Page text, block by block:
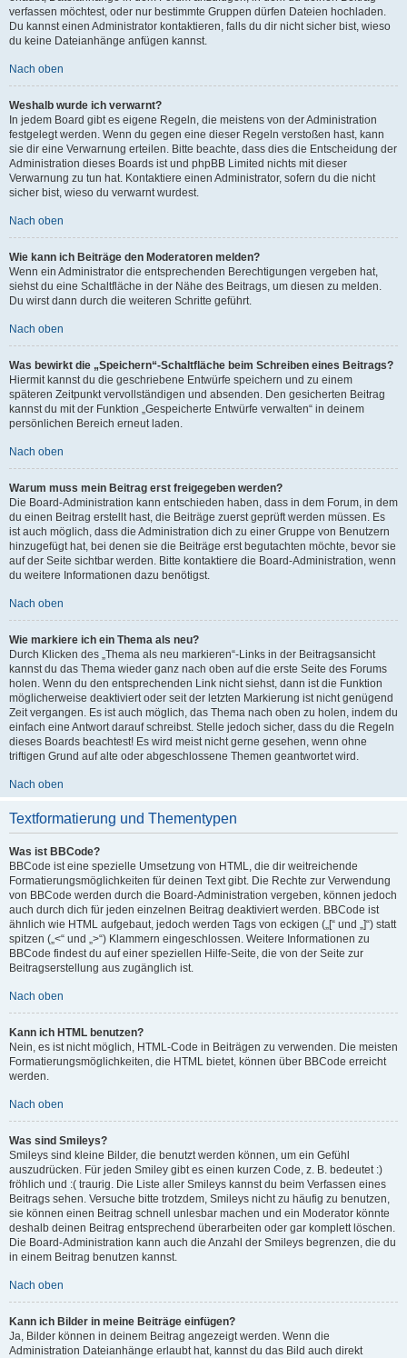
verfassen möchtest, oder nur bestimmte Gruppen dürfen Dateien hochladen.
Du kannst einen Administrator kontaktieren, falls du dir nicht sicher bist, wieso
du keine Dateianhänge anfügen kannst.
Nach oben
Weshalb wurde ich verwarnt?
In jedem Board gibt es eigene Regeln, die meistens von der Administration
festgelegt werden. Wenn du gegen eine dieser Regeln verstoßen hast, kann
sie dir eine Verwarnung erteilen. Bitte beachte, dass dies die Entscheidung der
Administration dieses Boards ist und phpBB Limited nichts mit dieser
Verwarnung zu tun hat. Kontaktiere einen Administrator, sofern du die nicht
sicher bist, wieso du verwarnt wurdest.
Nach oben
Wie kann ich Beiträge den Moderatoren melden?
Wenn ein Administrator die entsprechenden Berechtigungen vergeben hat,
siehst du eine Schaltfläche in der Nähe des Beitrags, um diesen zu melden.
Du wirst dann durch die weiteren Schritte geführt.
Nach oben
Was bewirkt die „Speichern“-Schaltfläche beim Schreiben eines Beitrags?
Hiermit kannst du die geschriebene Entwürfe speichern und zu einem
späteren Zeitpunkt vervollständigen und absenden. Den gesicherten Beitrag
kannst du mit der Funktion „Gespeicherte Entwürfe verwalten“ in deinem
persönlichen Bereich erneut laden.
Nach oben
Warum muss mein Beitrag erst freigegeben werden?
Die Board-Administration kann entschieden haben, dass in dem Forum, in dem
du einen Beitrag erstellt hast, die Beiträge zuerst geprüft werden müssen. Es
ist auch möglich, dass die Administration dich zu einer Gruppe von Benutzern
hinzugefügt hat, bei denen sie die Beiträge erst begutachten möchte, bevor sie
auf der Seite sichtbar werden. Bitte kontaktiere die Board-Administration, wenn
du weitere Informationen dazu benötigst.
Nach oben
Wie markiere ich ein Thema als neu?
Durch Klicken des „Thema als neu markieren“-Links in der Beitragsansicht
kannst du das Thema wieder ganz nach oben auf die erste Seite des Forums
holen. Wenn du den entsprechenden Link nicht siehst, dann ist die Funktion
möglicherweise deaktiviert oder seit der letzten Markierung ist nicht genügend
Zeit vergangen. Es ist auch möglich, das Thema nach oben zu holen, indem du
einfach eine Antwort darauf schreibst. Stelle jedoch sicher, dass du die Regeln
dieses Boards beachtest! Es wird meist nicht gerne gesehen, wenn ohne
triftigen Grund auf alte oder abgeschlossene Themen geantwortet wird.
Nach oben
Textformatierung und Thementypen
Was ist BBCode?
BBCode ist eine spezielle Umsetzung von HTML, die dir weitreichende
Formatierungsmöglichkeiten für deinen Text gibt. Die Rechte zur Verwendung
von BBCode werden durch die Board-Administration vergeben, können jedoch
auch durch dich für jeden einzelnen Beitrag deaktiviert werden. BBCode ist
ähnlich wie HTML aufgebaut, jedoch werden Tags von eckigen („[“ und „]“) statt
spitzen („<“ und „>“) Klammern eingeschlossen. Weitere Informationen zu
BBCode findest du auf einer speziellen Hilfe-Seite, die von der Seite zur
Beitragserstellung aus zugänglich ist.
Nach oben
Kann ich HTML benutzen?
Nein, es ist nicht möglich, HTML-Code in Beiträgen zu verwenden. Die meisten
Formatierungsmöglichkeiten, die HTML bietet, können über BBCode erreicht
werden.
Nach oben
Was sind Smileys?
Smileys sind kleine Bilder, die benutzt werden können, um ein Gefühl
auszudrücken. Für jeden Smiley gibt es einen kurzen Code, z. B. bedeutet :)
fröhlich und :( traurig. Die Liste aller Smileys kannst du beim Verfassen eines
Beitrags sehen. Versuche bitte trotzdem, Smileys nicht zu häufig zu benutzen,
sie können einen Beitrag schnell unlesbar machen und ein Moderator könnte
deshalb deinen Beitrag entsprechend überarbeiten oder gar komplett löschen.
Die Board-Administration kann auch die Anzahl der Smileys begrenzen, die du
in einem Beitrag benutzen kannst.
Nach oben
Kann ich Bilder in meine Beiträge einfügen?
Ja, Bilder können in deinem Beitrag angezeigt werden. Wenn die
Administration Dateianhänge erlaubt hat, kannst du das Bild auch direkt